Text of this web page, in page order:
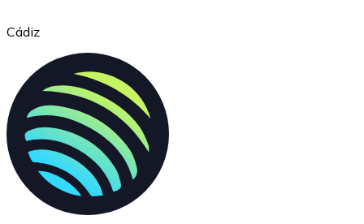
Ethereum
ETH
Cádiz